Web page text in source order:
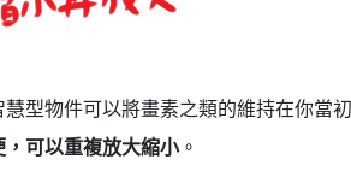
型物件可以將畫素之類的維持在你當
可以重複放大縮小。